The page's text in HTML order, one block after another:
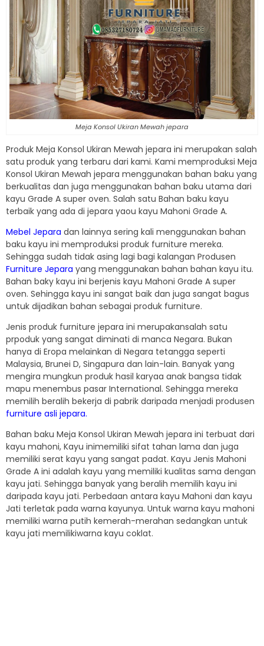
Meja Konsol Ukiran Mewah jepara
Produk Meja Konsol Ukiran Mewah jepara ini merupakan salah
satu produk yang terbaru dari kami. Kami memproduksi Meja
Konsol Ukiran Mewah jepara menggunakan bahan baku yang
berkualitas dan juga menggunakan bahan baku utama dari
kayu Grade A super oven. Salah satu Bahan baku kayu
terbaik yang ada di jepara yaou kayu Mahoni Grade A.
Mebel Jepara dan lainnya sering kali menggunakan bahan
baku kayu ini memproduksi produk furniture mereka.
Sehingga sudah tidak asing lagi bagi kalangan Produsen
Furniture Jepara yang menggunakan bahan bahan kayu itu.
Bahan baky kayu ini berjenis kayu Mahoni Grade A super
oven. Sehingga kayu ini sangat baik dan juga sangat bagus
untuk dijadikan bahan sebagai produk furniture.
Jenis produk furniture jepara ini merupakansalah satu
prpoduk yang sangat diminati di manca Negara. Bukan
hanya di Eropa melainkan di Negara tetangga seperti
Malaysia, Brunei D, Singapura dan lain-lain. Banyak yang
mengira mungkun produk hasil karyaa anak bangsa tidak
mapu menembus pasar International. Sehingga mereka
memilih beralih bekerja di pabrik daripada menjadi produsen
furniture asli jepara.
Bahan baku Meja Konsol Ukiran Mewah jepara ini terbuat dari
kayu mahoni, Kayu inimemiliki sifat tahan lama dan juga
memiliki serat kayu yang sangat padat. Kayu Jenis Mahoni
Grade A ini adalah kayu yang memiliki kualitas sama dengan
kayu jati. Sehingga banyak yang beralih memilih kayu ini
daripada kayu jati. Perbedaan antara kayu Mahoni dan kayu
Jati terletak pada warna kayunya. Untuk warna kayu mahoni
memiliki warna putih kemerah-merahan sedangkan untuk
kayu jati memilikiwarna kayu coklat.